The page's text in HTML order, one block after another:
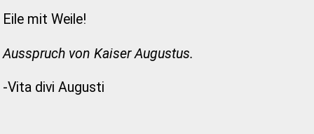
Eile mit Weile!
Ausspruch von Kaiser Augustus.
-Vita divi Augusti